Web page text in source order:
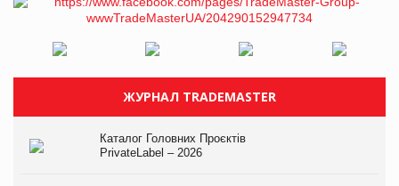
ЖУРНАЛ TRADEMASTER
Каталог Головних Проєктів
PrivateLabel – 2026